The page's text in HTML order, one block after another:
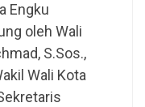
Engku
oleh Wali
S.Sos.,
Wali Kota